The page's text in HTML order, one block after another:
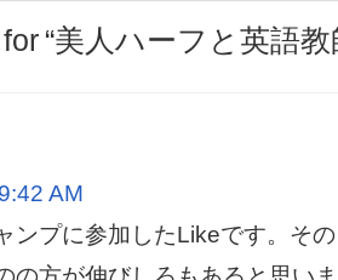
“美人ハーフと英語教
AM
ンプに参加したLikeです。そ